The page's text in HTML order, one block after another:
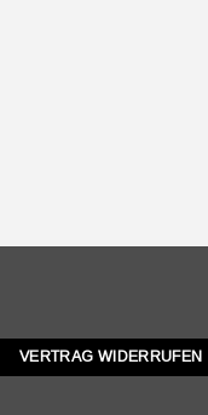
VERTRAG WIDERRUFEN